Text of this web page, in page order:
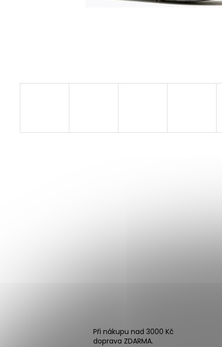
Při nákupu nad 3000 Kč
doprava ZDARMA.
BOTY CRAFT ENDURANCE 3 - BÍLÁ